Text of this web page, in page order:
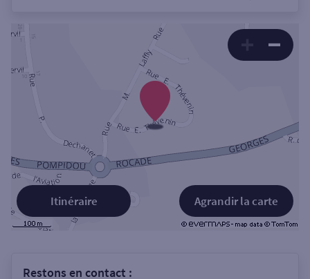
Agrandir la carte
Itinéraire
Restons en contact :